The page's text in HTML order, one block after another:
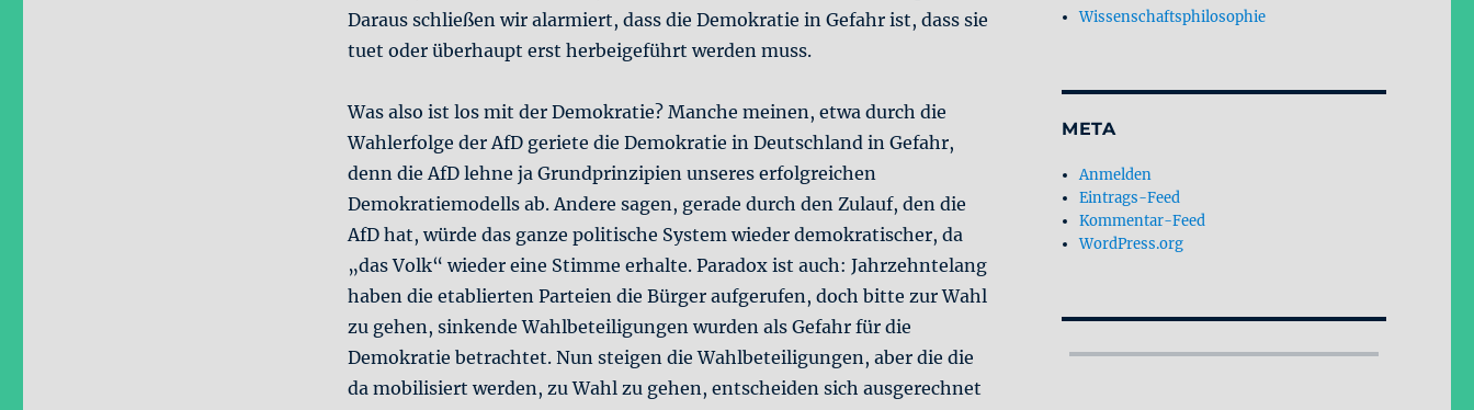
Daraus schließen wir alarmiert, dass die Demokratie in Gefahr ist, dass sie
tuet oder überhaupt erst herbeigeführt werden muss.
Was also ist los mit der Demokratie? Manche meinen, etwa durch die
Wahlerfolge der AfD geriete die Demokratie in Deutschland in Gefahr,
denn die AfD lehne ja Grundprinzipien unseres erfolgreichen
Demokratiemodells ab. Andere sagen, gerade durch den Zulauf, den die
AfD hat, würde das ganze politische System wieder demokratischer, da
„das Volk“ wieder eine Stimme erhalte. Paradox ist auch: Jahrzehntelang
haben die etablierten Parteien die Bürger aufgerufen, doch bitte zur Wahl
zu gehen, sinkende Wahlbeteiligungen wurden als Gefahr für die
Demokratie betrachtet. Nun steigen die Wahlbeteiligungen, aber die die
da mobilisiert werden, zu Wahl zu gehen, entscheiden sich ausgerechnet
Wissenschaftsphilosophie
META
Anmelden
Eintrags-Feed
Kommentar-Feed
WordPress.org